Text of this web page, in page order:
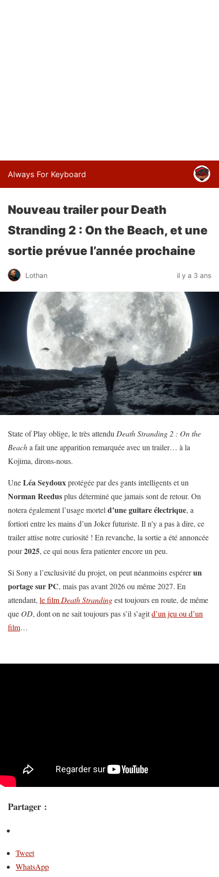
Always For Keyboard
Nouveau trailer pour Death
Stranding 2 : On the Beach, et une
sortie prévue l’année prochaine
Lothan il y a 3 ans
State of Play oblige, le très attendu Death Stranding 2 : On the
Beacha fait une apparition remarquée avec un trailer… à la
Kojima, dirons-nous.
UneLéa Seydouxprotégée par des gants intelligents et un
Norman Reedusplus déterminé que jamais sont de retour. On
notera également l’usage mortel d’une guitare électrique, a
fortiori entre les mains d’un Joker futuriste. Il n’y a pas à dire, ce
trailer attise notre curiosité ! En revanche, la sortie a été annoncée
pour2025, ce qui nous fera patienter encore un peu.
Si Sony a l’exclusivité du projet, on peut néanmoins espérerun
portage sur PC, mais pas avant 2026 ou même 2027. En
attendant, le film Death Strandingest toujours en route, de même
que OD, dont on ne sait toujours pas s’il s’agitd’un jeu ou d’un
film…
Partager :
Tweet
WhatsApp